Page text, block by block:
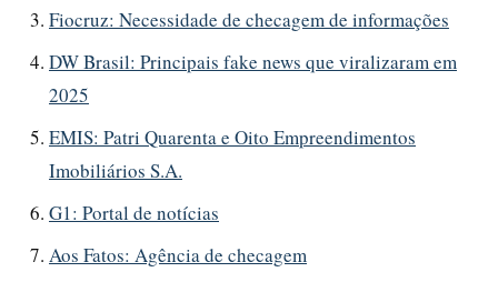
Fiocruz: Necessidade de checagem de informações
DW Brasil: Principais fake news que viralizaram em
2025
EMIS: Patri Quarenta e Oito Empreendimentos
Imobiliários S.A.
G1: Portal de notícias
Aos Fatos: Agência de checagem